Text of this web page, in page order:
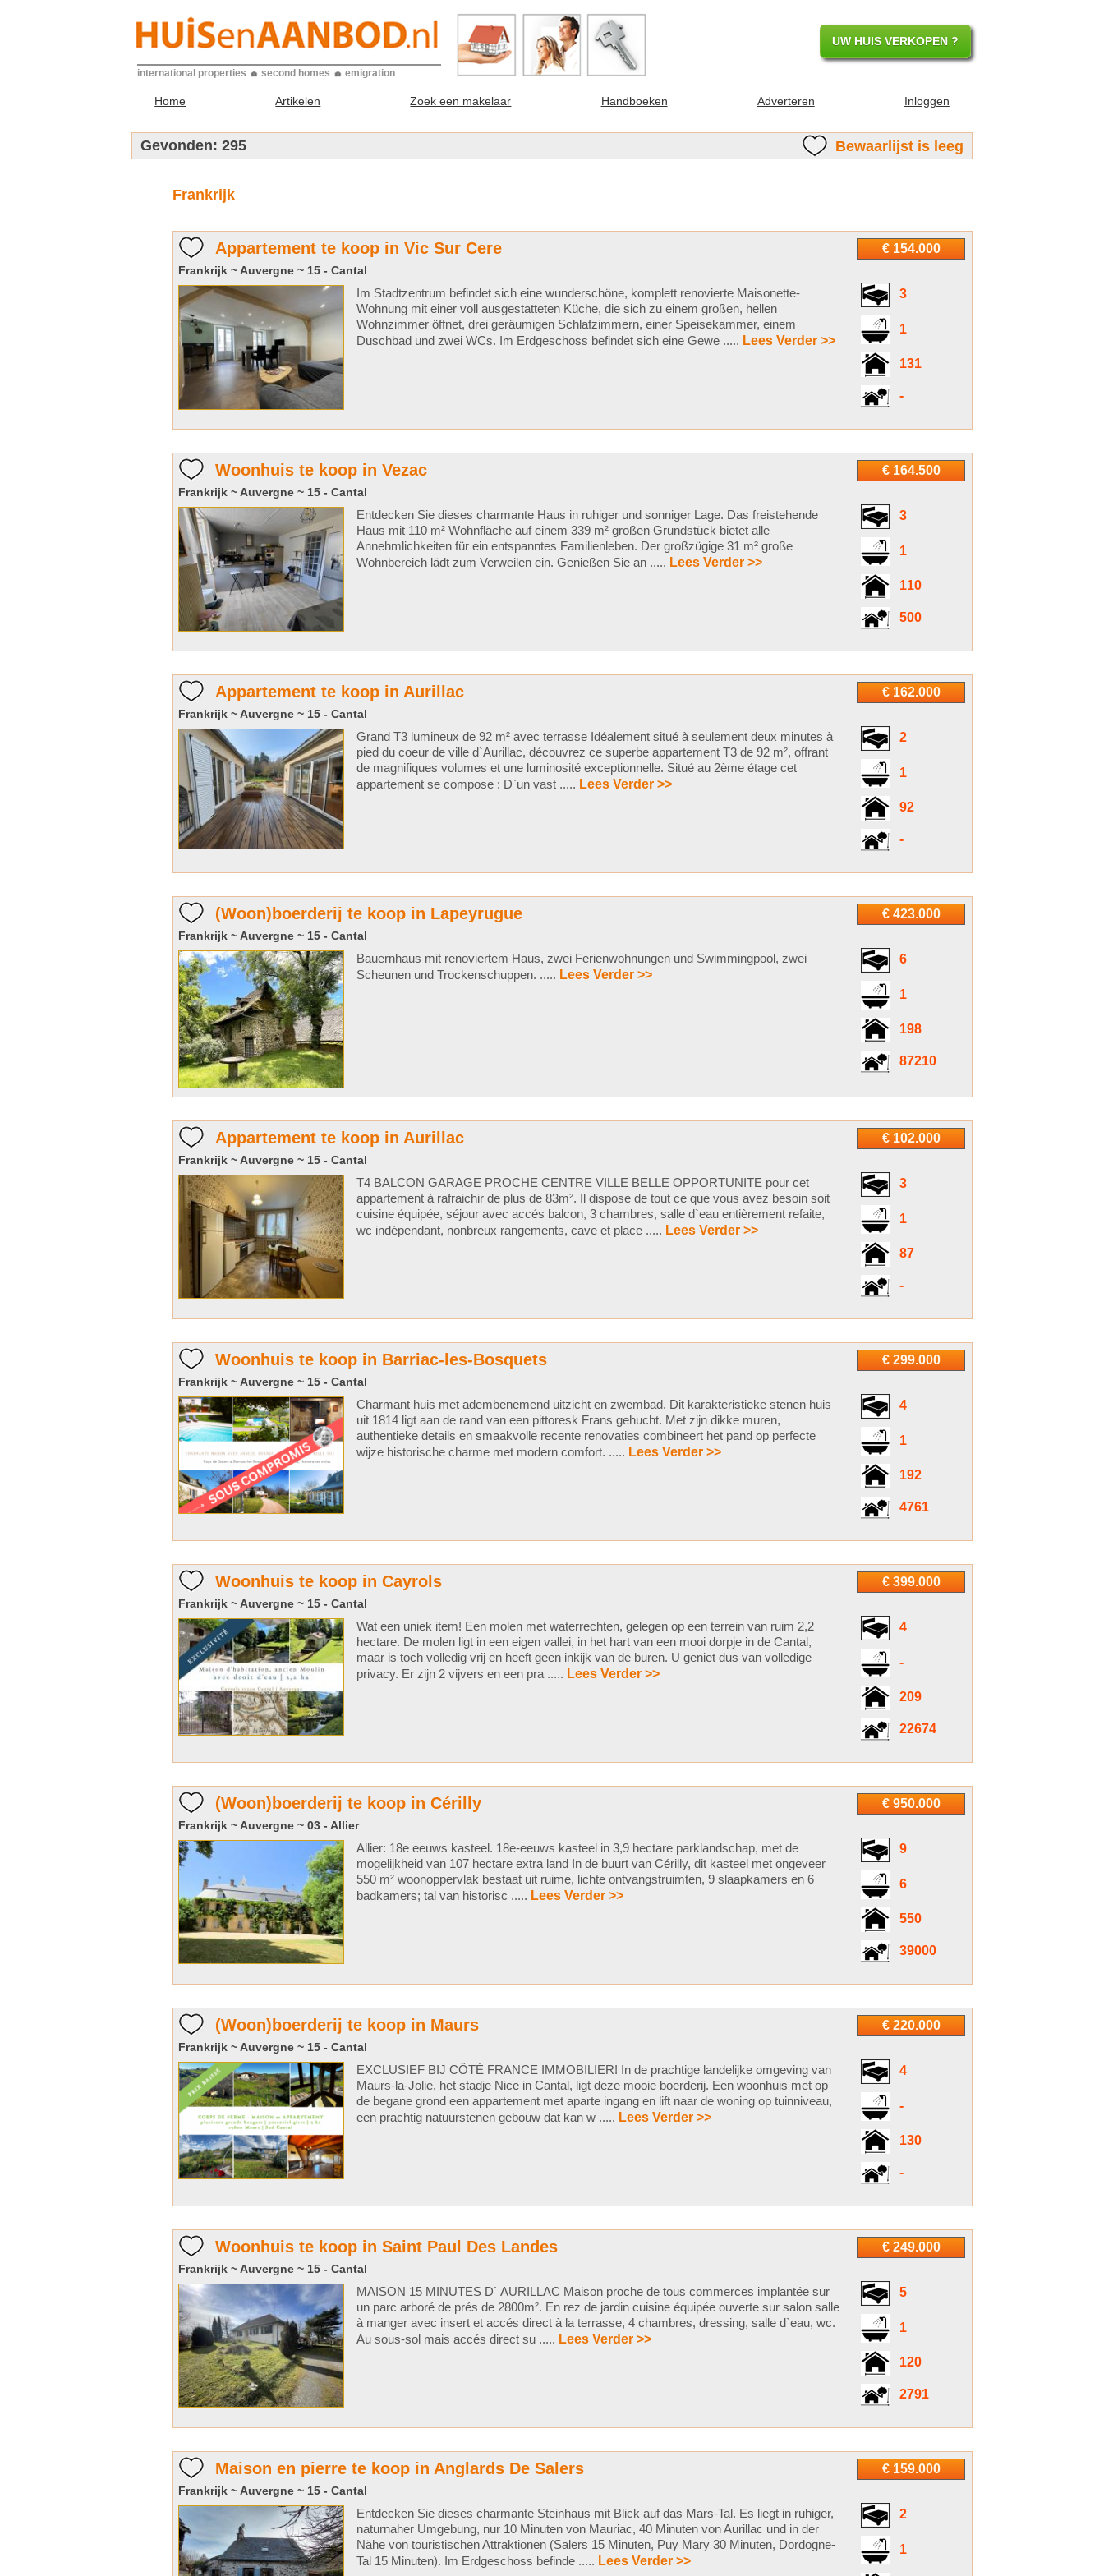
international properties second homes emigration
UW HUIS VERKOPEN ?
Home Artikelen Zoek een makelaar Handboeken Adverteren Inloggen
Gevonden: 295 Bewaarlijst is leeg
Frankrijk
€ 154.000
Appartement te koop in Vic Sur Cere
Frankrijk ~ Auvergne ~ 15 - Cantal
3
1
131
-
Im Stadtzentrum befindet sich eine wunderschöne, komplett renovierte Maisonette-
Wohnung mit einer voll ausgestatteten Küche, die sich zu einem großen, hellen
Wohnzimmer öffnet, drei geräumigen Schlafzimmern, einer Speisekammer, einem
Duschbad und zwei WCs. Im Erdgeschoss befindet sich eine Gewe ..... Lees Verder >>
€ 164.500
Woonhuis te koop in Vezac
Frankrijk ~ Auvergne ~ 15 - Cantal
3
1
110
500
Entdecken Sie dieses charmante Haus in ruhiger und sonniger Lage. Das freistehende
Haus mit 110 m² Wohnfläche auf einem 339 m² großen Grundstück bietet alle
Annehmlichkeiten für ein entspanntes Familienleben. Der großzügige 31 m² große
Wohnbereich lädt zum Verweilen ein. Genießen Sie an ..... Lees Verder >>
€ 162.000
Appartement te koop in Aurillac
Frankrijk ~ Auvergne ~ 15 - Cantal
2
1
92
-
Grand T3 lumineux de 92 m² avec terrasse Idéalement situé à seulement deux minutes à
pied du coeur de ville d`Aurillac, découvrez ce superbe appartement T3 de 92 m², offrant
de magnifiques volumes et une luminosité exceptionnelle. Situé au 2ème étage cet
appartement se compose : D`un vast ..... Lees Verder >>
€ 423.000
(Woon)boerderij te koop in Lapeyrugue
Frankrijk ~ Auvergne ~ 15 - Cantal
6
1
198
87210
Bauernhaus mit renoviertem Haus, zwei Ferienwohnungen und Swimmingpool, zwei
Scheunen und Trockenschuppen. ..... Lees Verder >>
€ 102.000
Appartement te koop in Aurillac
Frankrijk ~ Auvergne ~ 15 - Cantal
3
1
87
-
T4 BALCON GARAGE PROCHE CENTRE VILLE BELLE OPPORTUNITE pour cet
appartement à rafraichir de plus de 83m². Il dispose de tout ce que vous avez besoin soit
cuisine équipée, séjour avec accés balcon, 3 chambres, salle d`eau entièrement refaite,
wc indépendant, nonbreux rangements, cave et place ..... Lees Verder >>
€ 299.000
Woonhuis te koop in Barriac-les-Bosquets
Frankrijk ~ Auvergne ~ 15 - Cantal
4
1
192
4761
Charmant huis met adembenemend uitzicht en zwembad. Dit karakteristieke stenen huis
uit 1814 ligt aan de rand van een pittoresk Frans gehucht. Met zijn dikke muren,
authentieke details en smaakvolle recente renovaties combineert het pand op perfecte
wijze historische charme met modern comfort. ..... Lees Verder >>
€ 399.000
Woonhuis te koop in Cayrols
Frankrijk ~ Auvergne ~ 15 - Cantal
4
-
209
22674
Wat een uniek item! Een molen met waterrechten, gelegen op een terrein van ruim 2,2
hectare. De molen ligt in een eigen vallei, in het hart van een mooi dorpje in de Cantal,
maar is toch volledig vrij en heeft geen inkijk van de buren. U geniet dus van volledige
privacy. Er zijn 2 vijvers en een pra ..... Lees Verder >>
€ 950.000
(Woon)boerderij te koop in Cérilly
Frankrijk ~ Auvergne ~ 03 - Allier
9
6
550
39000
Allier: 18e eeuws kasteel. 18e-eeuws kasteel in 3,9 hectare parklandschap, met de
mogelijkheid van 107 hectare extra land In de buurt van Cérilly, dit kasteel met ongeveer
550 m² woonoppervlak bestaat uit ruime, lichte ontvangstruimten, 9 slaapkamers en 6
badkamers; tal van historisc ..... Lees Verder >>
€ 220.000
(Woon)boerderij te koop in Maurs
Frankrijk ~ Auvergne ~ 15 - Cantal
4
-
130
-
EXCLUSIEF BIJ CÔTÉ FRANCE IMMOBILIER! In de prachtige landelijke omgeving van
Maurs-la-Jolie, het stadje Nice in Cantal, ligt deze mooie boerderij. Een woonhuis met op
de begane grond een appartement met aparte ingang en lift naar de woning op tuinniveau,
een prachtig natuurstenen gebouw dat kan w ..... Lees Verder >>
€ 249.000
Woonhuis te koop in Saint Paul Des Landes
Frankrijk ~ Auvergne ~ 15 - Cantal
5
1
120
2791
MAISON 15 MINUTES D` AURILLAC Maison proche de tous commerces implantée sur
un parc arboré de prés de 2800m². En rez de jardin cuisine équipée ouverte sur salon salle
à manger avec insert et accés direct à la terrasse, 4 chambres, dressing, salle d`eau, wc.
Au sous-sol mais accés direct su ..... Lees Verder >>
€ 159.000
Maison en pierre te koop in Anglards De Salers
Frankrijk ~ Auvergne ~ 15 - Cantal
2
1
Entdecken Sie dieses charmante Steinhaus mit Blick auf das Mars-Tal. Es liegt in ruhiger,
naturnaher Umgebung, nur 10 Minuten von Mauriac, 40 Minuten von Aurillac und in der
Nähe von touristischen Attraktionen (Salers 15 Minuten, Puy Mary 30 Minuten, Dordogne-
Tal 15 Minuten). Im Erdgeschoss befinde ..... Lees Verder >>